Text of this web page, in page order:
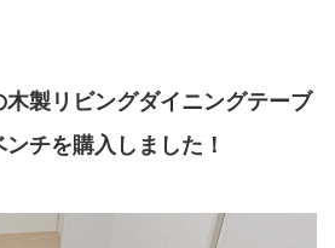
木製リビングダイニングテーブ
チを購入しました！